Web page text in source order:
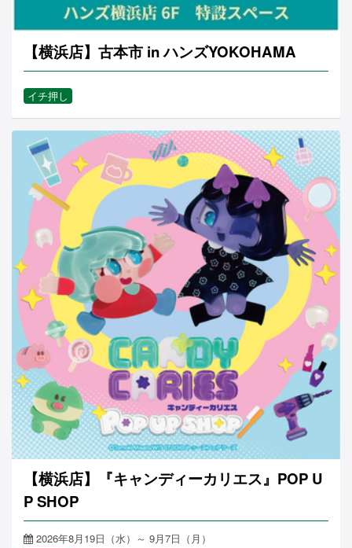
【横浜店】古本市 in ハンズYOKOHAMA
イチ押し
【横浜店】『キャンディーカリエス』POP U
P SHOP
2026年8月19日（水）～ 9月7日（月）